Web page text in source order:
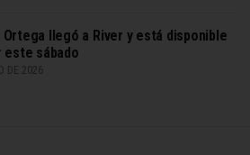
Ortega llegó a River y está disponible
este sábado
DE 2026